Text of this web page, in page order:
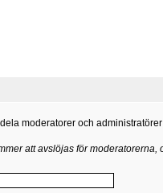
moderatorer och
att avslöjas för